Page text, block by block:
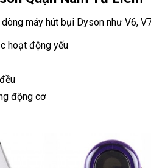
máy hút bụi Dyson như V6,
hoạt động yếu
động cơ